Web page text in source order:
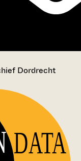
Dordrecht
DATA